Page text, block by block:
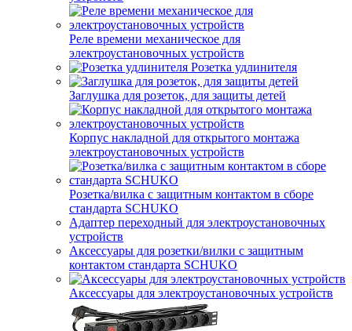
Реле времени механическое для
электроустановочных устройств
Розетка удлинителя
Заглушка для розеток, для защиты детей
Корпус накладной для открытого монтажа
электроустановочных устройств
Розетка/вилка с защитным контактом в сборе
стандарта SCHUKO
Адаптер переходный для электроустановочных
устройств
Аксессуары для розетки/вилки с защитным
контактом стандарта SCHUKO
Аксессуары для электроустановочных устройств